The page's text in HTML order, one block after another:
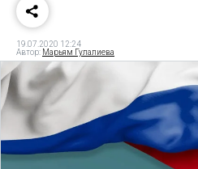
19.07.2020 12:24
Автор: Марьям Гулалиева